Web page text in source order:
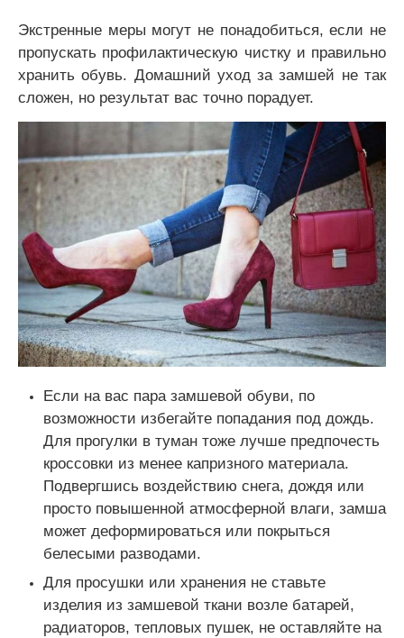
Экстренные меры могут не понадобиться, если не
пропускать профилактическую чистку и правильно
хранить обувь. Домашний уход за замшей не так
сложен, но результат вас точно порадует.
Если на вас пара замшевой обуви, по
возможности избегайте попадания под дождь.
Для прогулки в туман тоже лучше предпочесть
кроссовки из менее капризного материала.
Подвергшись воздействию снега, дождя или
просто повышенной атмосферной влаги, замша
может деформироваться или покрыться
белесыми разводами.
Для просушки или хранения не ставьте
изделия из замшевой ткани возле батарей,
радиаторов, тепловых пушек, не оставляйте на